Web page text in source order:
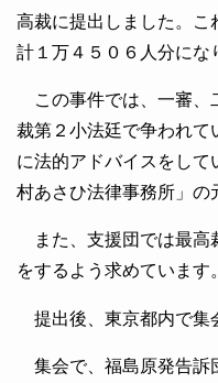
高裁に提出しました。こ
計１万４５０６人分にな
この事件では、一審、
裁第２小法廷で争われ
に法的アドバイスをし
村あさひ法律事務所」の
また、支援団では最高
をするよう求めています。
提出後、東京都内で集
集会で、福島原発告訴